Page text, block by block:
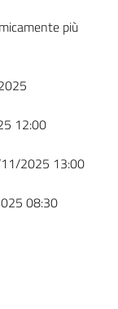
più
12:00
2025 13:00
08:30